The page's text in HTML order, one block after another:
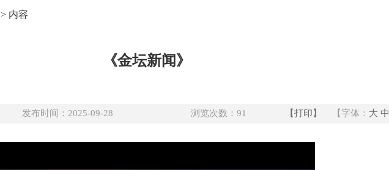
> 内容
《金坛新闻》
发布时间：2025-09-28 浏览次数： 91 【打印】 【字体： 大 中